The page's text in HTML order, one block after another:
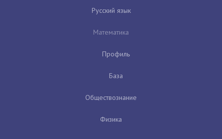
Русский язык
Математика
Профиль
База
Обществознание
Физика